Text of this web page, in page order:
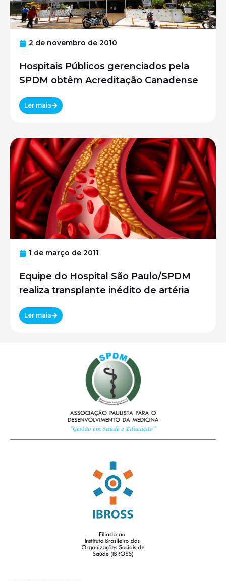
2 de novembro de 2010
Hospitais Públicos gerenciados pela
SPDM obtêm Acreditação Canadense
Ler mais
1 de março de 2011
Equipe do Hospital São Paulo/SPDM
realiza transplante inédito de artéria
Ler mais